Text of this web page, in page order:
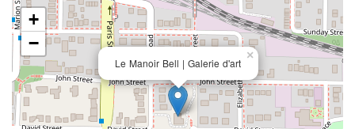
Le Manoir Bell | Galerie d'art
×
+
−